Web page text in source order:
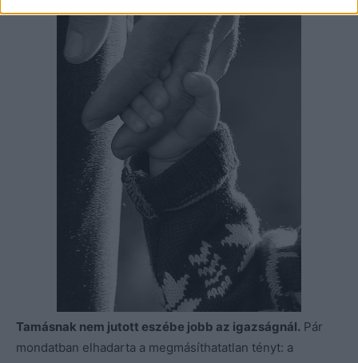
Tamásnak nem jutott eszébe jobb az igazságnál. Pár
mondatban elhadarta a megmásíthatatlan tényt: a